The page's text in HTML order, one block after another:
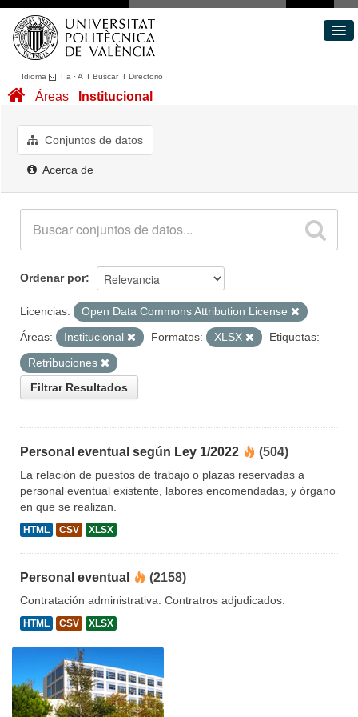
Idioma I a ·A I BuscarI Directorio
Conjuntos de datos
Acerca de
Áreas Institucional
Conjuntos de datos
Acerca de
Ordenar por
Licencias:
Open Data Commons Attribution License
Áreas:
Institucional Formatos: XLSX
Etiquetas:
Retribuciones
Filtrar Resultados
Personal eventual según Ley 1/2022 (504)
La relación de puestos de trabajo o plazas reservadas a
personal eventual existente, labores encomendadas, y órgano
en que se realizan.
HTML CSV XLSX
Personal eventual (2158)
Contratación administrativa. Contratros adjudicados.
HTML CSV XLSX